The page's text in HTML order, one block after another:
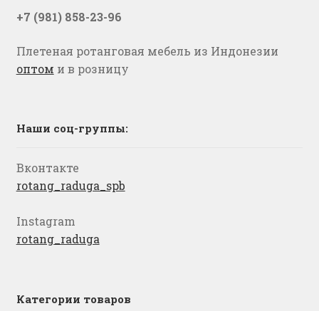
+7 (981) 858-23-96
Плетеная ротанговая мебель из Индонезии
оптом и в розницу
Наши соц-группы:
Вконтакте
rotang_raduga_spb
Instagram
rotang_raduga
Категории товаров